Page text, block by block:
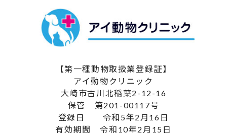
【第一種動物取扱業登録証】
アイ動物クリニック
大崎市古川北稲葉2-12-16
保管 第201-00117号
登録日 令和5年2月16日
有効期間 令和10年2月15日